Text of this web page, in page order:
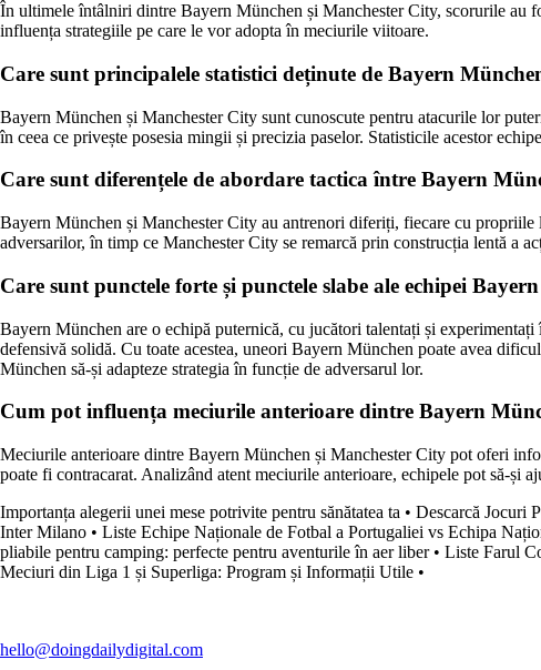
În ultimele întâlniri dintre Bayern München și Manchester City, scorurile au
influența strategiile pe care le vor adopta în meciurile viitoare.
Care sunt principalele statistici deținute de Bayern
Bayern München și Manchester City sunt cunoscute pentru atacurile lor
în ceea ce privește posesia mingii și precizia paselor. Statisticile acestor
Care sunt diferențele de abordare tactica între Bayern
Bayern München și Manchester City au antrenori diferiți, fiecare cu
adversarilor, în timp ce Manchester City se remarcă prin construcția lentă a
Care sunt punctele forte și punctele slabe ale echipei
Bayern München are o echipă puternică, cu jucători talentați și
defensivă solidă. Cu toate acestea, uneori Bayern München poate avea
München să-și adapteze strategia în funcție de adversarul lor.
Cum pot influența meciurile anterioare dintre Bayern
Meciurile anterioare dintre Bayern München și Manchester City pot oferi
poate fi contracarat. Analizând atent meciurile anterioare, echipele pot să-și
Importanța alegerii unei mese potrivite pentru sănătatea ta • Descarcă Jocuri
Inter Milano • Liste Echipe Naționale de Fotbal a Portugaliei vs Echipa
pliabile pentru camping: perfecte pentru aventurile în aer liber• Liste Farul
Meciuri din Liga 1 și Superliga: Program și Informații Utile •
hello@doingdailydigital.com